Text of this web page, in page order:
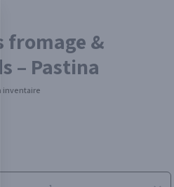
fromage &
– Pastina
inventaire